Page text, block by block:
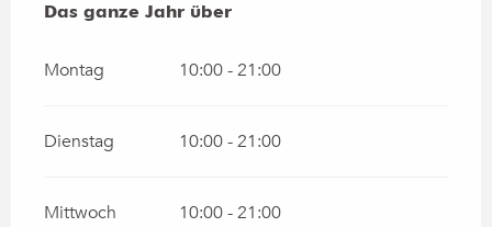
Das ganze Jahr über
Das ganze Jahr über
Montag 10:00 - 21:00
Dienstag 10:00 - 21:00
Mittwoch 10:00 - 21:00